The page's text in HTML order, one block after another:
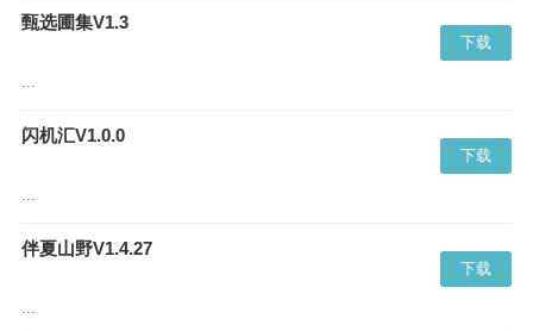
甄选圃集V1.3
...
下载
闪机汇V1.0.0
...
下载
伴夏山野V1.4.27
...
下载